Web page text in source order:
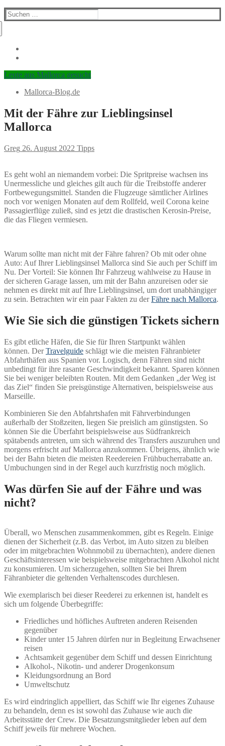
Suchen
nach:
Leute aus Mallorca gesucht
Mallorca-Blog.de
Mit der Fähre zur Lieblingsinsel
Mallorca
Greg 26. August 2022 Tipps
Es geht wohl an niemandem vorbei: Die Spritpreise wachsen ins
Unermessliche und gleiches gilt auch für die Treibstoffe anderer
Fortbewegungsmittel. Standen die Flugzeuge sämtlicher Airlines
noch vor wenigen Monaten auf dem Rollfeld, weil Corona keine
Passagierflüge zuließ, sind es jetzt die drastischen Kerosin-Preise,
die das Fliegen vermiesen.
Warum sollte man nicht mit der Fähre fahren? Ob mit oder ohne
Auto: Auf Ihrer Lieblingsinsel Mallorca sind Sie auch per Schiff im
Nu. Der Vorteil: Sie können Ihr Fahrzeug wahlweise zu Hause in
der sicheren Garage lassen, um mit der Bahn anzureisen oder sie
nehmen es direkt mit auf Ihre Lieblingsinsel, um dort unabhängiger
zu sein. Betrachten wir ein paar Fakten zu derFähre nach Mallorca.
Wie Sie sich die günstigen Tickets sichern
Es gibt etliche Häfen, die Sie für Ihren Startpunkt wählen
können. DerTravelguide schlägt wie die meisten Fähranbieter
Abfahrthäfen aus Spanien vor. Logisch, denn Fähren sind nicht
unbedingt für ihre rasante Geschwindigkeit bekannt. Sparen können
Sie bei weniger beleibten Routen. Mit dem Gedanken „der Weg ist
das Ziel“ finden Sie preisgünstige Alternativen, beispielsweise aus
Marseille.
Kombinieren Sie den Abfahrtshafen mit Fährverbindungen
außerhalb der Stoßzeiten, liegen Sie preislich am günstigsten. So
können Sie die Überfahrt beispielsweise aus Südfrankreich
spätabends antreten, um sich während des Transfers auszuruhen und
morgens erfrischt auf Mallorca anzukommen. Übrigens, ähnlich wie
bei der Bahn bieten die meisten Reedereien Frühbucherrabatte an.
Umbuchungen sind in der Regel auch kurzfristig noch möglich.
Was dürfen Sie auf der Fähre und was
nicht?
Überall, wo Menschen zusammenkommen, gibt es Regeln. Einige
dienen der Sicherheit (z.B. das Verbot, im Auto sitzen zu bleiben
oder im mitgebrachten Wohnmobil zu übernachten), andere dienen
Geschäftsinteressen wie beispielsweise mitgebrachten Alkohol nicht
zu konsumieren. Um sicherzugehen, sollten Sie bei Ihrem
Fähranbieter die geltenden Verhaltenscodes durchlesen.
Wie exemplarisch bei dieser Reederei zu erkennen ist, handelt es
sich um folgende Überbegriffe:
Friedliches und höfliches Auftreten anderen Reisenden
gegenüber
Kinder unter 15 Jahren dürfen nur in Begleitung Erwachsener
reisen
Achtsamkeit gegenüber dem Schiff und dessen Einrichtung
Alkohol-, Nikotin- und anderer Drogenkonsum
Kleidungsordnung an Bord
Umweltschutz
Es wird eindringlich appelliert, das Schiff wie Ihr eigenes Zuhause
zu behandeln, denn es ist sowohl das Zuhause wie auch die
Arbeitsstätte der Crew. Die Besatzungsmitglieder leben auf dem
Schiff jeweils für mehrere Wochen.